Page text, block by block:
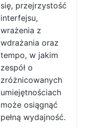
się, przejrzystość
interfejsu,
wrażenia z
wdrażania oraz
tempo, w jakim
zespół o
zróżnicowanych
umiejętnościach
może osiągnąć
pełną wydajność.